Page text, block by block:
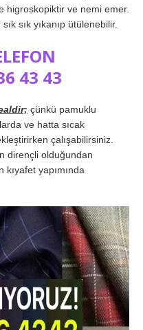
higroskopiktir ve nemi emer.
​​sık yıkanıp ütülenebilir.
43 43
çünkü pamuklu
ve hatta sıcak
çalışabilirsiniz.
dirençli olduğundan
yapımında